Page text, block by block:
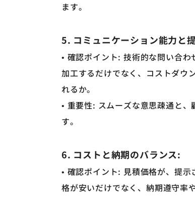
ます。
5. コミュニケーション能力と
• 確認ポイント: 技術的な問い合
加工するだけでなく、コストダウ
れるか。
• 重要性: スムーズな意思疎通と
す。
6. コストと納期のバランス:
• 確認ポイント: 見積価格が、提
格が安いだけでなく、納期遵守率